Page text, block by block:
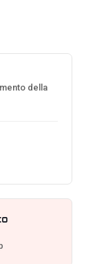
della